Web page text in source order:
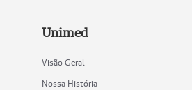
Unimed
Visão Geral
Nossa História